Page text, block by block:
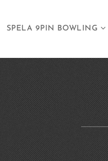
SPELA 9PIN BOWLING